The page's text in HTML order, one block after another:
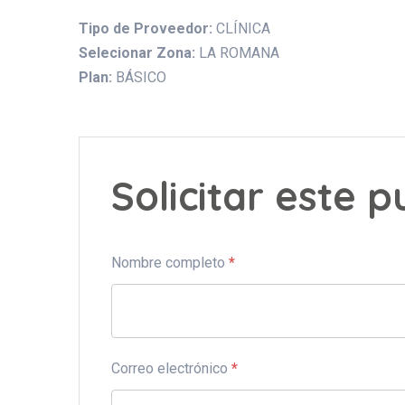
Tipo de Proveedor: CLÍNICA
Selecionar Zona: LA ROMANA
Plan: BÁSICO
Solicitar este
Nombre completo *
Correo electrónico *